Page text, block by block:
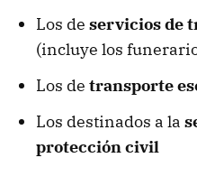
Los de servicios de
(incluye los
Los de transporte
Los destinados a la
protección civil